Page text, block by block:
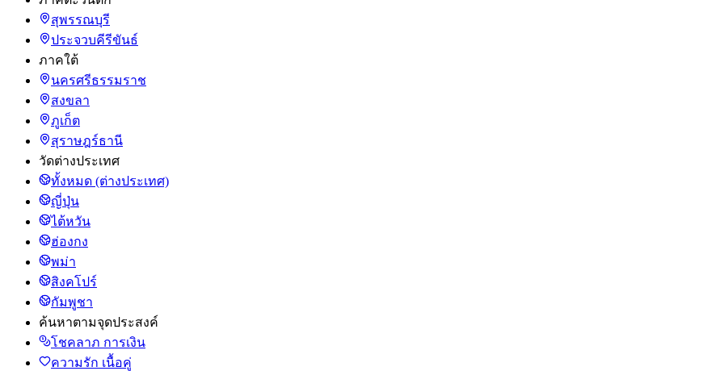
สุพรรณบุรี
ประจวบคีรีขันธ์
ภาคใต้
นครศรีธรรมราช
สงขลา
ภูเก็ต
สุราษฎร์ธานี
วัดต่างประเทศ
ทั้งหมด (ต่างประเทศ)
ญี่ปุ่น
ไต้หวัน
ฮ่องกง
พม่า
สิงคโปร์
กัมพูชา
ค้นหาตามจุดประสงค์
โชคลาภ การเงิน
ความรัก เนื้อคู่